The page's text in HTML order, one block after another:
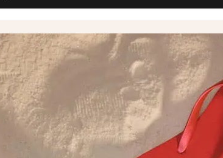
VACANZE DA
CIRLA! ☀️